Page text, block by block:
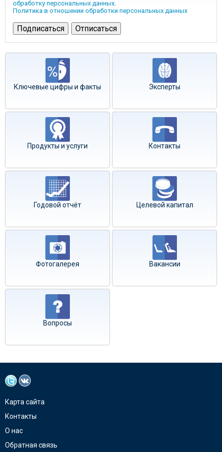
обработку персональных данных.
Политика в отношении обработки персональных данных
Ключевые цифры и факты Эксперты
Продукты и услуги Контакты
Годовой отчёт Целевой капитал
Фотогалерея Вакансии
Вопросы
Карта сайта
Контакты
О нас
Обратная связь